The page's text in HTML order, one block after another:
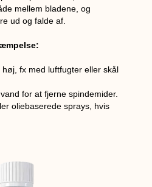
mellem bladene, og
ud og falde af.
fx med luftfugter eller skål
for at fjerne spindemider.
oliebaserede sprays, hvis